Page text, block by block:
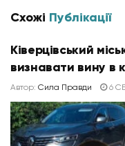
Схожі Публікації
Ківерцівський
визнавати вину в
Автор: Сила Правди 6